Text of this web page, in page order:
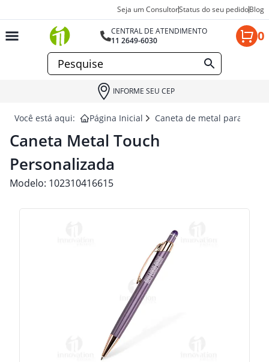
Seja um ConsultorStatus do seu pedidoBlog
CENTRAL DE ATENDIMENTO
11 2649-6030
0
INFORME SEU CEP
Você está aqui: Página Inicial Caneta de metal para
Caneta Metal Touch
Personalizada
Modelo: 102310416615